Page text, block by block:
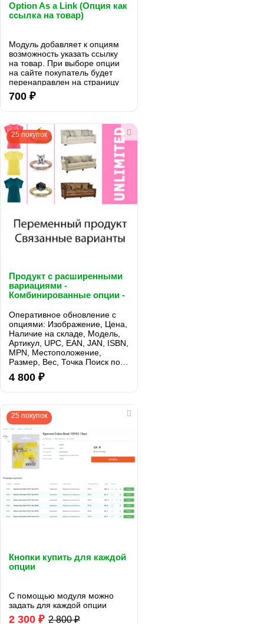
Option As a Link (Опция как
ссылка на товар)
Модуль добавляет к опциям
возможность указать ссылку
на товар. При выборе опции
на сайте покупатель будет
перенаправлен на страницу
товара...
700 ₽
25 покупок
Продукт с расширенными
вариациями -
Комбинированные опции -
Оперативное обновление с
опциями: Изображение, Цена,
Наличие на складе, Модель,
Артикул, UPC, EAN, JAN, ISBN,
MPN, Местоположение,
Размер, Вес, Точка Поиск по
вариантной модели, Артикулу,
UPC, EAN, JAN, ISBN, MPN:..
4 800 ₽
25 покупок
Кнопки купить для каждой
опции
С помощью модуля можно
задать для каждой опции
кнопку купить...
2 300 ₽ 2 800 ₽